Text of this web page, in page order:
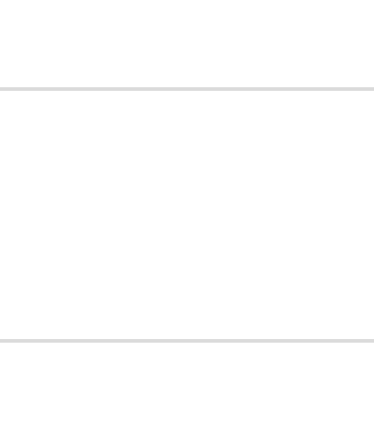
たはキヤノンのライセンサーの著作権表示を変更し、
内容によりキヤノンまたはキヤノンのライセンサーに帰
要な許可等を得ることなしに、「本ソフトウェア」の